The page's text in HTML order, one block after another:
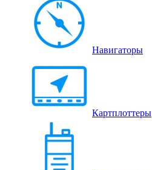
Навигаторы
Картплоттеры